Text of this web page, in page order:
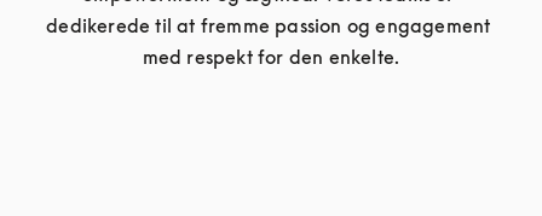
dedikerede til at fremme passion og engagement
med respekt for den enkelte.